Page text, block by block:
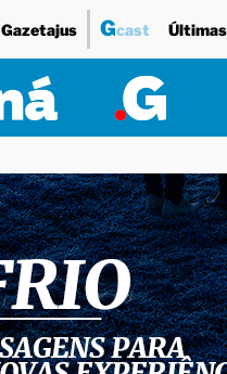
Gazetajus Gcast